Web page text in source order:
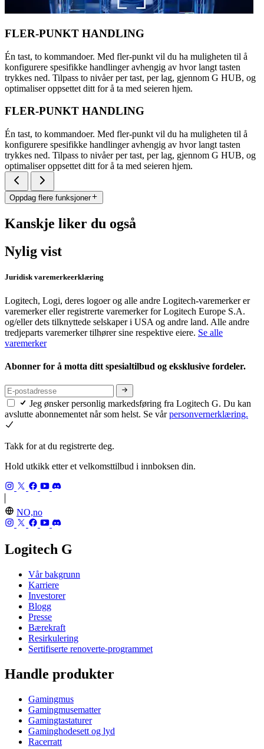
FLER-PUNKT HANDLING
Én tast, to kommandoer. Med fler-punkt vil du ha muligheten til å
konfigurere spesifikke handlinger avhengig av hvor langt tasten
trykkes ned. Tilpass to nivåer per tast, per lag, gjennom G HUB, og
optimaliser oppsettet ditt for å ta med seieren hjem.
FLER-PUNKT HANDLING
Én tast, to kommandoer. Med fler-punkt vil du ha muligheten til å
konfigurere spesifikke handlinger avhengig av hvor langt tasten
trykkes ned. Tilpass to nivåer per tast, per lag, gjennom G HUB, og
optimaliser oppsettet ditt for å ta med seieren hjem.
Oppdag flere funksjoner
Kanskje liker du også
Nylig vist
Juridisk varemerkeerklæring
Logitech, Logi, deres logoer og alle andre Logitech-varemerker er
varemerker eller registrerte varemerker for Logitech Europe S.A.
og/eller dets tilknyttede selskaper i USA og andre land. Alle andre
tredjeparts varemerker tilhører sine respektive eiere. Se alle
varemerker
Abonner for å motta ditt spesialtilbud og eksklusive fordeler.
Jeg ønsker personlig markedsføring fra Logitech G. Du kan
avslutte abonnementet når som helst. Se vårpersonvernerklæring.
Takk for at du registrerte deg.
Hold utkikk etter et velkomsttilbud i innboksen din.
NO,no
Logitech G
Vår bakgrunn
Karriere
Investorer
Blogg
Presse
Bærekraft
Resirkulering
Sertifiserte renoverte-programmet
Handle produkter
Gamingmus
Gamingmusematter
Gamingtastaturer
Gaminghodesett og lyd
Racerratt